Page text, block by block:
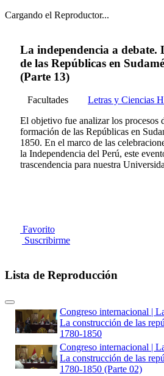
Cargando el Reproductor...
La independencia a debate.
de las Repúblicas en
(Parte 13)
Facultades
Letras y Ciencias
El objetivo fue analizar los procesos
formación de las Repúblicas en
1850. En el marco de las
la Independencia del Perú, este
trascendencia para nuestra
Favorito
Suscribirme
Lista de Reproducción
Congreso internacional |
La construcción de las
1780-1850
Congreso internacional |
La construcción de las
1780-1850 (Parte 02)